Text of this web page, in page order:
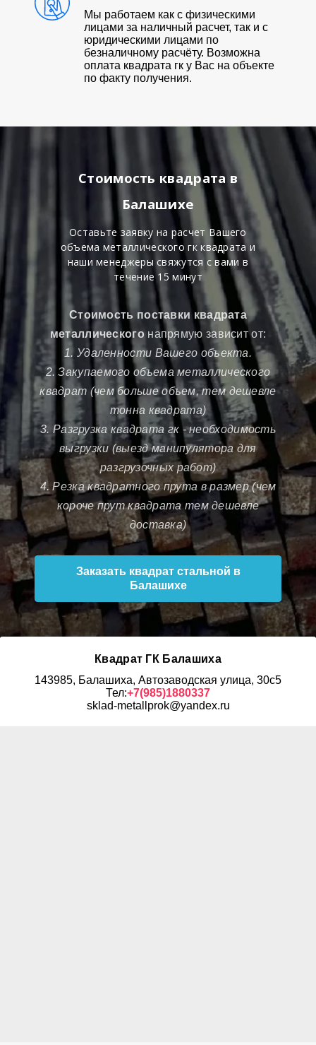
Мы работаем как с физическими
лицами за наличный расчет, так и с
юридическими лицами по
безналичному расчёту. Возможна
оплата квадрата гк у Вас на объекте
по факту получения.
Стоимость квадрата в
Балашихе
Оставьте заявку на расчет Вашего
объема металлического гк квадрата и
наши менеджеры свяжутся с вами в
течение 15 минут
Стоимость поставки квадрата
металлического напрямую зависит от:
1. Удаленности Вашего объекта.
2. Закупаемого объема металлического
квадрат (чем больше объем, тем дешевле
тонна квадрата)
3. Разгрузка квадрата гк - необходимость
выгрузки (выезд манипулятора для
разгрузочных работ)
4. Резка квадратного прута в размер (чем
короче прут квадрата тем дешевле
доставка)
Заказать квадрат стальной в
Балашихе
Квадрат ГК Балашиха
143985, Балашиха, Автозаводская улица, 30с5
Тел:+7(985)1880337
sklad-metallprok@yandex.ru